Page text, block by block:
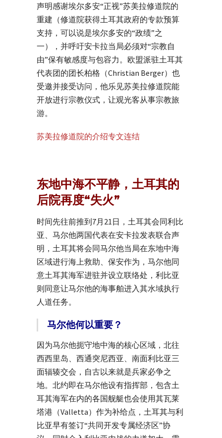
声明感谢埃尔多安“正视”苏美拉修道院的
重建（修道院获得土耳其政府的专款预算
支持，可以说是埃尔多安的“政绩”之
一），并呼吁安卡拉当局必须对“宗教自
由”保有敏感度与包容力。欧盟派驻土耳其
代表团的团长柏格（Christian Berger）也
受邀并接受访问，他乐见苏美拉修道院能
开放进行宗教仪式，让观光客从事宗教旅
游。
苏美拉修道院的介绍专文连结
东地中海不平静，土耳其的
后院再度“失火”
时间先往前推到7月21日，土耳其会同利比
亚、马尔他两国代表在安卡拉发表联合声
明，土耳其将会同马尔他当局在东地中海
区域进行海上救助、保安作为，马尔他同
意土耳其海军进驻并设立联络处，利比亚
则同意让马尔他的海事舶进入其水域执行
人道任务。
马尔他何以重要？
因为马尔他扼守地中海的核心区域，北往
西西里岛、西通突尼西亚、南面利比亚三
面辐辏交会，自古以来就是兵家必争之
地。北约即在马尔他设有指挥部，包含土
耳其海军在内的各国舰艇也会使用其瓦莱
塔港（Valletta）作为补给点，土耳其与利
比亚早有签订“共同开发专属经济区”协